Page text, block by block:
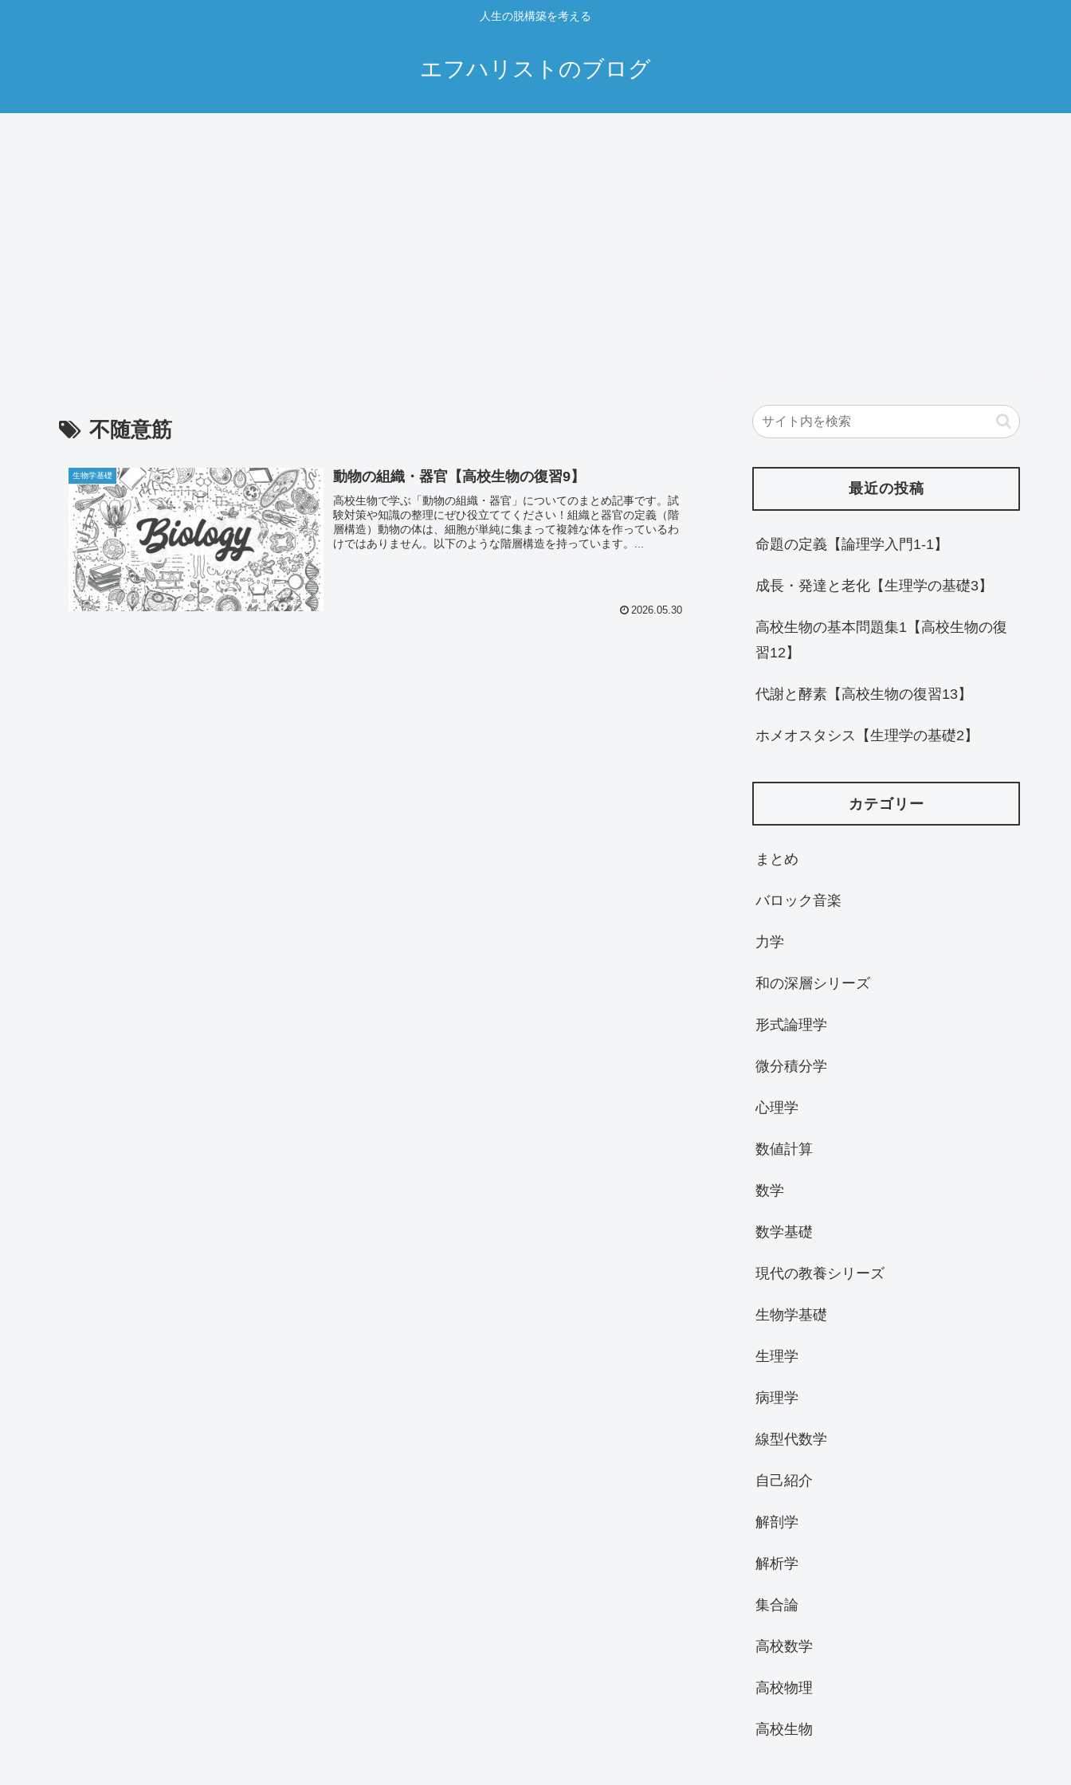
人生の脱構築を考える
エフハリストのブログ
不随意筋
生物学基礎 動物の組織・器官【高校生物の復習9】
高校生物で学ぶ「動物の組織・器官」についてのまとめ記事です。試
験対策や知識の整理にぜひ役立ててください！組織と器官の定義（階
層構造）動物の体は、細胞が単純に集まって複雑な体を作っているわ
けではありません。以下のような階層構造を持っています。...
2026.05.30
最近の投稿
命題の定義【論理学入門1-1】
成長・発達と老化【生理学の基礎3】
高校生物の基本問題集1【高校生物の復
習12】
代謝と酵素【高校生物の復習13】
ホメオスタシス【生理学の基礎2】
カテゴリー
まとめ
バロック音楽
力学
和の深層シリーズ
形式論理学
微分積分学
心理学
数値計算
数学
数学基礎
現代の教養シリーズ
生物学基礎
生理学
病理学
線型代数学
自己紹介
解剖学
解析学
集合論
高校数学
高校物理
高校生物